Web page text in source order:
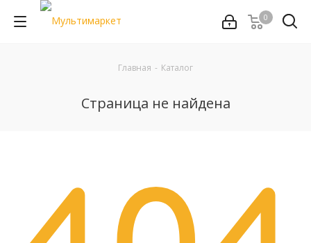
0
Главная - Каталог
Страница не найдена